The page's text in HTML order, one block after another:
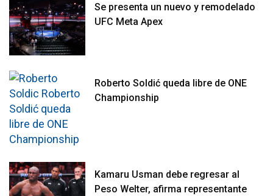
Se presenta un nuevo y remodelado
UFC Meta Apex
Roberto Soldić queda libre de ONE
Championship
Kamaru Usman debe regresar al
Peso Welter, afirma representante